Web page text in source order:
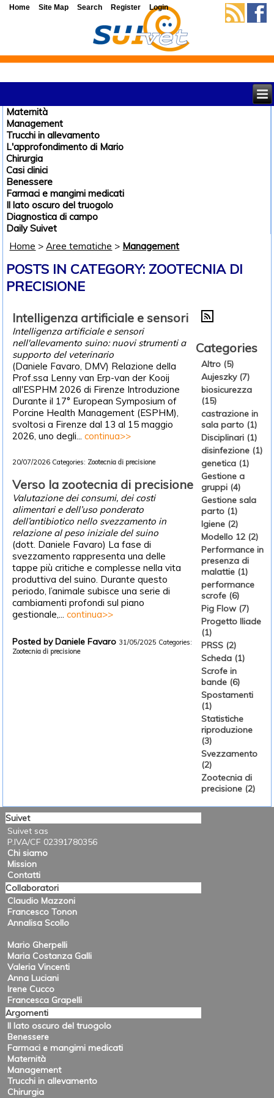
Maternità
Management
Trucchi in allevamento
L'approfondimento di Mario
Chirurgia
Casi clinici
Benessere
Farmaci e mangimi medicati
Il lato oscuro del truogolo
Diagnostica di campo
Daily Suivet
Home >Aree tematiche > Management
POSTS IN CATEGORY: ZOOTECNIA DI
PRECISIONE
Intelligenza artificiale e sensori
Intelligenza artificiale e sensori
nell'allevamento suino: nuovi strumenti a
supporto del veterinario
(Daniele Favaro, DMV) Relazione della
Prof.ssa Lenny van Erp-van der Kooij
all'ESPHM 2026 di Firenze Introduzione
Durante il 17° European Symposium of
Porcine Health Management (ESPHM),
svoltosi a Firenze dal 13 al 15 maggio
2026, uno degli...continua>>
20/07/2026 Categories: Zootecnia di precisione
Verso la zootecnia di precisione
Valutazione dei consumi, dei costi
alimentari e dell’uso ponderato
dell’antibiotico nello svezzamento in
relazione al peso iniziale del suino
(dott. Daniele Favaro) La fase di
svezzamento rappresenta una delle
tappe più critiche e complesse nella vita
produttiva del suino. Durante questo
periodo, l’animale subisce una serie di
cambiamenti profondi sul piano
gestionale,...continua>>
Posted by Daniele Favaro 31/05/2025 Categories:
Zootecnia di precisione
Categories
Altro (5)
Aujeszky (7)
biosicurezza
(15)
castrazione in
sala parto (1)
Disciplinari (1)
disinfezione (1)
genetica (1)
Gestione a
gruppi (4)
Gestione sala
parto (1)
Igiene (2)
Modello 12 (2)
Performance in
presenza di
malattie (1)
performance
scrofe (6)
Pig Flow (7)
Progetto Iliade
(1)
PRSS (2)
Scheda (1)
Scrofe in
bande (6)
Spostamenti
(1)
Statistiche
riproduzione
(3)
Svezzamento
(2)
Zootecnia di
precisione (2)
Suivet
Suivet sas
P.IVA/CF 02391780356
Chi siamo
Mission
Contatti
Collaboratori
Claudio Mazzoni
Francesco Tonon
Annalisa Scollo
Mario Gherpelli
Maria Costanza Galli
Valeria Vincenti
Anna Luciani
Irene Cucco
Francesca Grapelli
Argomenti
Il lato oscuro del truogolo
Benessere
Farmaci e mangimi medicati
Maternità
Management
Trucchi in allevamento
Chirurgia
Home Site Map Search Register Login